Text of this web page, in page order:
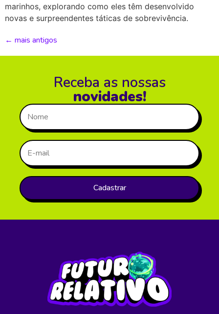
marinhos, explorando como eles têm desenvolvido
novas e surpreendentes táticas de sobrevivência.
← mais antigos
Receba as nossas
novidades!
Cadastrar